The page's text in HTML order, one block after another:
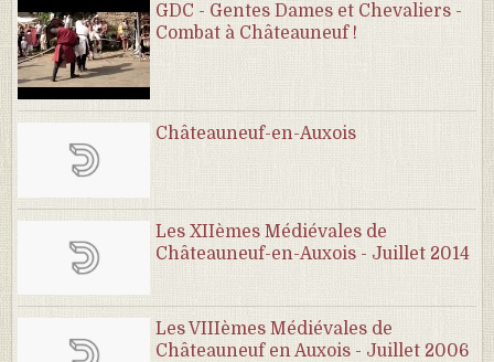
GDC - Gentes Dames et Chevaliers -
Combat à Châteauneuf !
Châteauneuf-en-Auxois
Les XIIèmes Médiévales de
Châteauneuf-en-Auxois - Juillet 2014
Les VIIIèmes Médiévales de
Châteauneuf en Auxois - Juillet 2006